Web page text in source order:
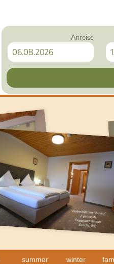
Anreise
summer winter